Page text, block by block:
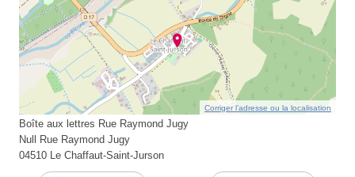
Corriger l’adresse ou la localisation
Boîte aux lettres Rue Raymond Jugy
Null Rue Raymond Jugy
04510 Le Chaffaut-Saint-Jurson